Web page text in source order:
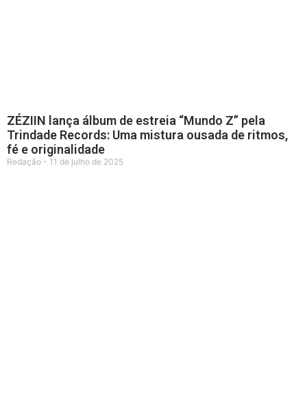
ZÉZIIN lança álbum de estreia “Mundo Z” pela
Trindade Records: Uma mistura ousada de ritmos,
fé e originalidade
Redação 11 de julho de 2025